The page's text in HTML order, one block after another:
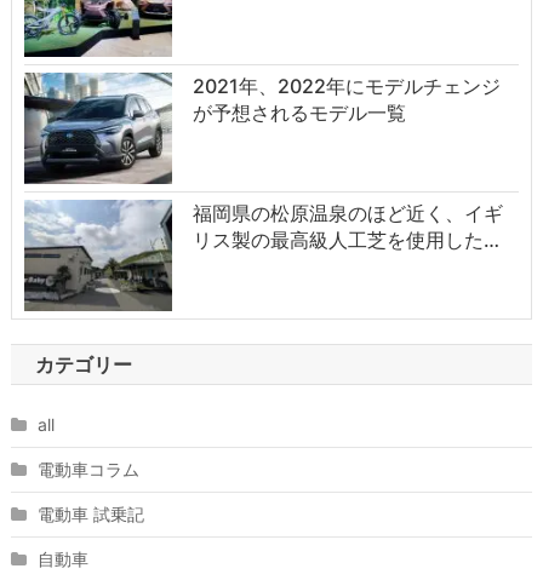
2021年、2022年にモデルチェンジ
が予想されるモデル一覧
福岡県の松原温泉のほど近く、イギ
リス製の最高級人工芝を使用した…
カテゴリー
all
電動車コラム
電動車 試乗記
自動車